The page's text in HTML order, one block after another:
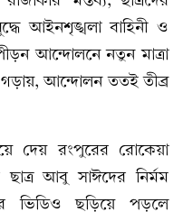
আইনশৃঙ্খলা বাহিনী ও
আন্দোলনে নতুন মাত্রা
আন্দোলন ততই তীব্র
দেয় রংপুরের রোকেয়া
ছাত্র আবু সাঈদের নির্মম
ভিডিও ছড়িয়ে পড়লে